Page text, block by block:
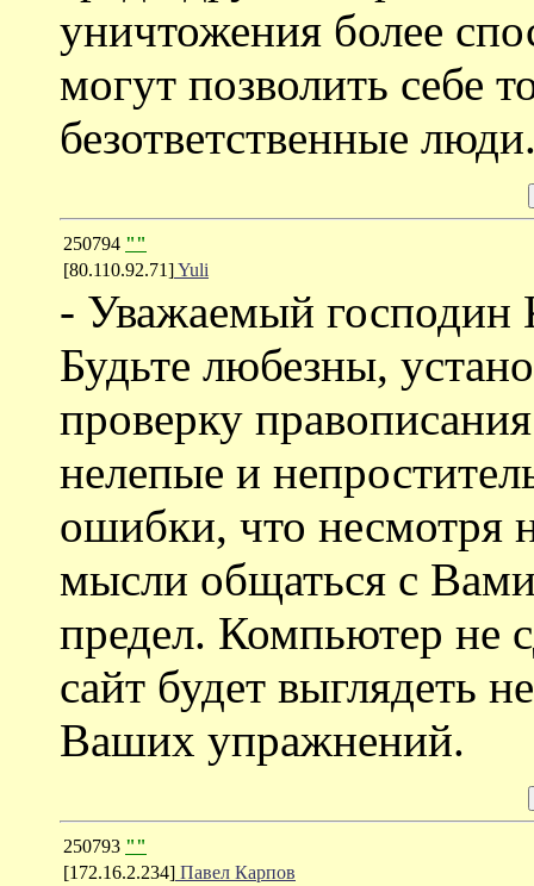
уничтожения более
могут позволить себе
безответственные
250794 ""
[80.110.92.71]Yuli
- Уважаемый господин
Будьте любезны,
проверку
нелепые и
ошибки, что несмотря
мысли общаться с
предел. Компьютер не
сайт будет выглядеть
Ваших упражнений.
250793 ""
[172.16.2.234] Павел Карпов